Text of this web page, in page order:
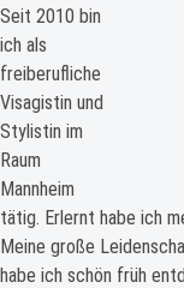
Seit 2010 bin
ich als
freiberufliche
Visagistin und
Stylistin im
Raum
Mannheim
tätig. Erlernt habe ich
Meine große
habe ich schön früh